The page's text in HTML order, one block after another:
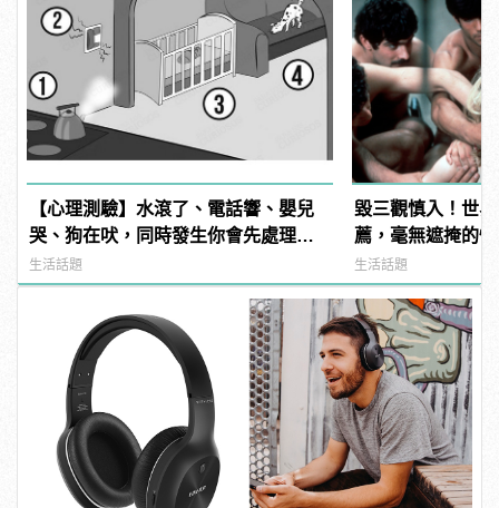
【心理測驗】水滾了、電話響、嬰兒
哭、狗在吠，同時發生你會先處理哪
件事？ | manfashion這樣變型男
生活話題
毀三觀慎入！世
薦，毫無遮掩的
噁心到極致！ |
男
生活話題